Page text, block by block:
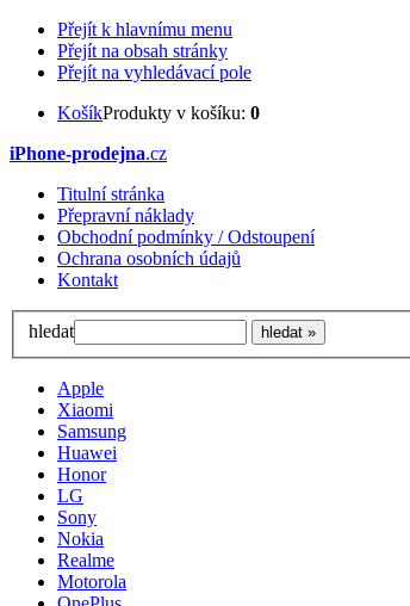
Přejít k hlavnímu menu
Přejít na obsah stránky
Přejít na vyhledávací pole
KošíkProdukty v košíku: 0
iPhone-prodejna.cz
Titulní stránka
Přepravní náklady
Obchodní podmínky / Odstoupení
Ochrana osobních údajů
Kontakt
hledat
Apple
Xiaomi
Samsung
Huawei
Honor
LG
Sony
Nokia
Realme
Motorola